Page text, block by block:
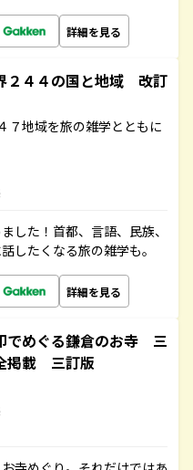
詳細を見る
４４の国と地域 改訂
７地域を旅の雑学とともに
した！首都、言語、民族、
したくなる旅の雑学も。
詳細を見る
めぐる鎌倉のお寺 三
掲載 三訂版